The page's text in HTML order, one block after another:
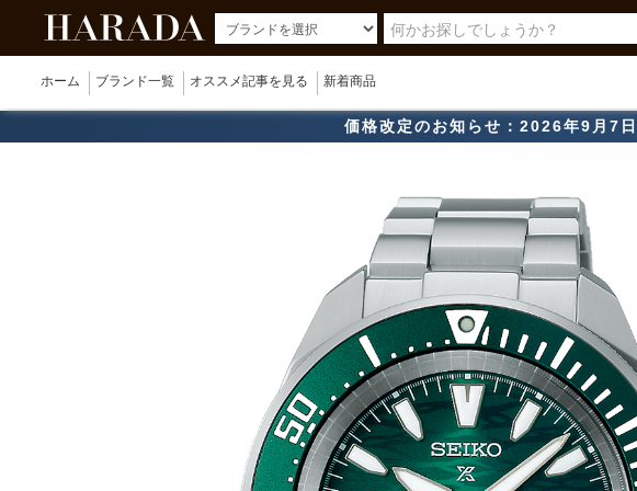
ホーム ブランド一覧 オススメ記事を見る 新着商品
価格改定のお知らせ：2026年9月7